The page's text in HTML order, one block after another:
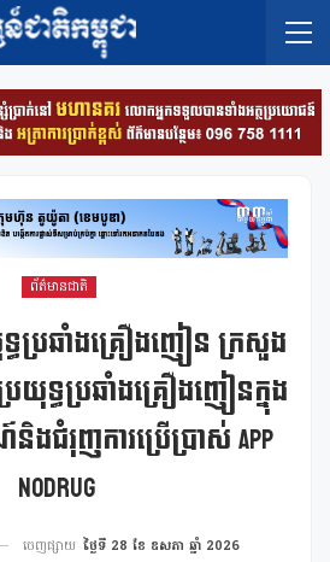
ព័ត៌មានជាតិ
ទ្ធប្រឆាំងគ្រឿងញៀន ក្រសួង
យុទ្ធប្រឆាំងគ្រឿងញៀនក្នុង
ជំរុញការប្រើប្រាស់ App
NoDrug
ចេញផ្សាយ ថ្ងៃទី 28 ខែ ឧសភា ឆ្នាំ 2026